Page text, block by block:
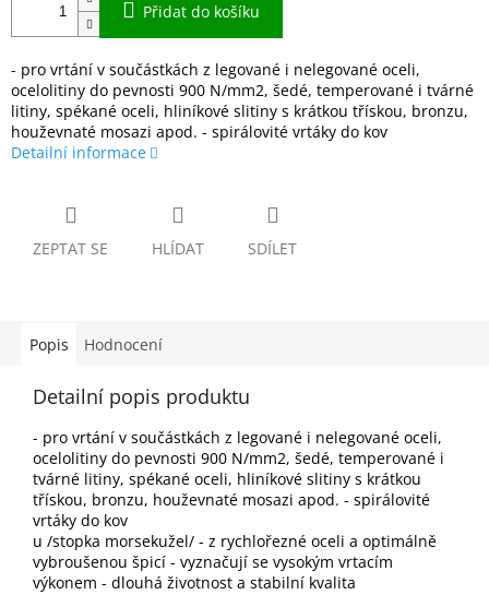
Přidat do košíku
- pro vrtání v součástkách z legované i nelegované oceli,
ocelolitiny do pevnosti 900 N/mm2, šedé, temperované i tvárné
litiny, spékané oceli, hliníkové slitiny s krátkou třískou, bronzu,
houževnaté mosazi apod. - spirálovité vrtáky do kov
Detailní informace
ZEPTAT SE HLÍDAT SDÍLET
Popis Hodnocení
Detailní popis produktu
- pro vrtání v součástkách z legované i nelegované oceli,
ocelolitiny do pevnosti 900 N/mm2, šedé, temperované i
tvárné litiny, spékané oceli, hliníkové slitiny s krátkou
třískou, bronzu, houževnaté mosazi apod. - spirálovité
vrtáky do kov
u /stopka morsekužel/ - z rychlořezné oceli a optimálně
vybroušenou špicí - vyznačují se vysokým vrtacím
výkonem - dlouhá životnost a stabilní kvalita